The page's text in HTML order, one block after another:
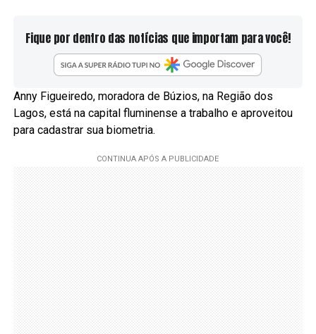
Fique por dentro das notícias que importam para você!
Anny Figueiredo, moradora de Búzios, na Região dos
Lagos, está na capital fluminense a trabalho e aproveitou
para cadastrar sua biometria.